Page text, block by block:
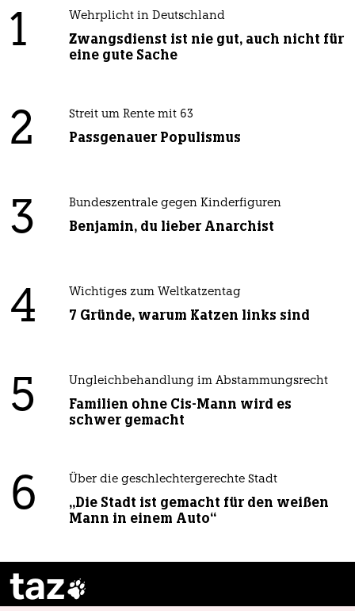
1 Wehrplicht in Deutschland
Zwangsdienst ist nie gut, auch nicht für
eine gute Sache
2 Streit um Rente mit 63
Passgenauer Populismus
3 Bundeszentrale gegen Kinderfiguren
Benjamin, du lieber Anarchist
4 Wichtiges zum Weltkatzentag
7 Gründe, warum Katzen links sind
5 Ungleichbehandlung im Abstammungsrecht
Familien ohne Cis-Mann wird es
schwer gemacht
6 Über die geschlechtergerechte Stadt
„Die Stadt ist gemacht für den weißen
Mann in einem Auto“
taz